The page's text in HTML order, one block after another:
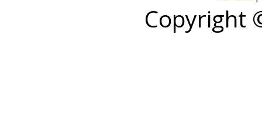
Copyright